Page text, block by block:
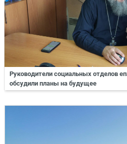
Руководители социальных отделов
обсудили планы на будущее